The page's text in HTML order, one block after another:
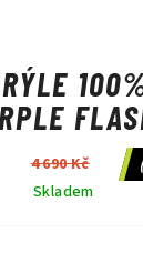
4 690 Kč
Skladem